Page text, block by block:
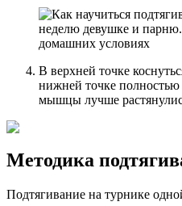
В верхней точке
нижней точке
мышцы лучше
Методика
Подтягивание на турнике